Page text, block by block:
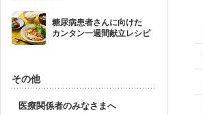
糖尿病患者さんに向けた
カンタン一週間献立レシピ
その他
医療関係者のみなさまへ